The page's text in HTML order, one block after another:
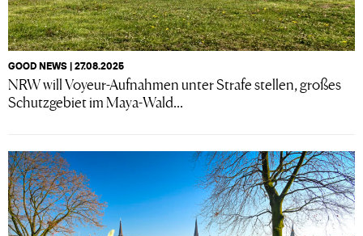
GOOD NEWS | 27.08.2025
NRW will Voyeur-Aufnahmen unter Strafe stellen, großes
Schutzgebiet im Maya-Wald...